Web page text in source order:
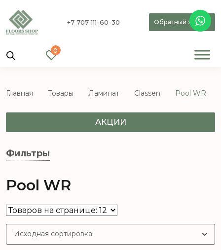
+7 707 111-60-30 Обратный звонок
0
Главная Товары Ламинат Classen Pool WR
АКЦИИ
Фильтры
Pool WR